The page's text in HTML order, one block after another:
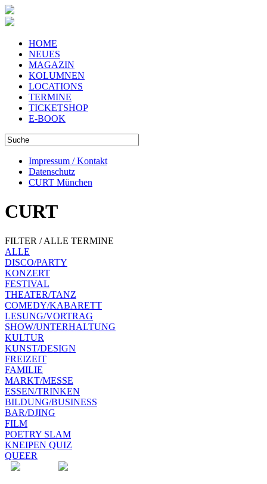
HOME
NEUES
MAGAZIN
KOLUMNEN
LOCATIONS
TERMINE
TICKETSHOP
E-BOOK
Impressum / Kontakt
Datenschutz
CURT München
CURT
FILTER / ALLE TERMINE
ALLE
DISCO/PARTY
KONZERT
FESTIVAL
THEATER/TANZ
COMEDY/KABARETT
LESUNG/VORTRAG
SHOW/UNTERHALTUNG
KULTUR
KUNST/DESIGN
FREIZEIT
FAMILIE
MARKT/MESSE
ESSEN/TRINKEN
BILDUNG/BUSINESS
BAR/DJING
FILM
POETRY SLAM
KNEIPEN QUIZ
QUEER